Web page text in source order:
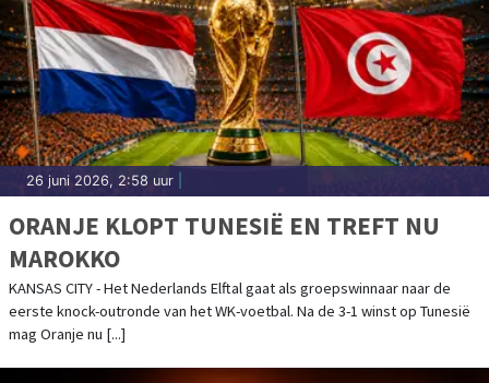
26 juni 2026, 2:58 uur
ORANJE KLOPT TUNESIË EN TREFT NU
MAROKKO
KANSAS CITY - Het Nederlands Elftal gaat als groepswinnaar naar de
eerste knock-outronde van het WK-voetbal. Na de 3-1 winst op Tunesië
mag Oranje nu [...]